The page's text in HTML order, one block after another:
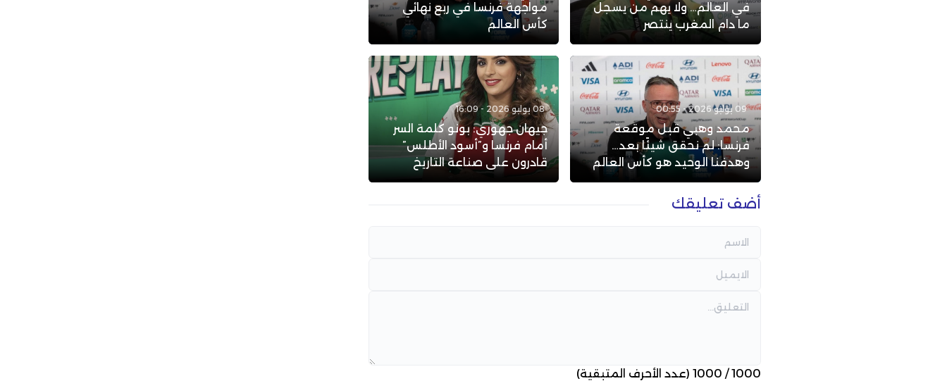
في العالم… ولا يهم من يسجل
ما دام المغرب ينتصر
مواجهة فرنسا في ربع نهائي
كأس العالم
09 يوليو 2026 - 00:55
محمد وهبي قبل موقعة
فرنسا: لم نحقق شيئًا بعد…
وهدفنا الوحيد هو كأس العالم
08 يوليو 2026 - 16:09
جيهان جهوري: بونو كلمة السر
أمام فرنسا و”أسود الأطلس”
قادرون على صناعة التاريخ
أضف تعليقك
1000
/
1000 (عدد الأحرف المتبقية)